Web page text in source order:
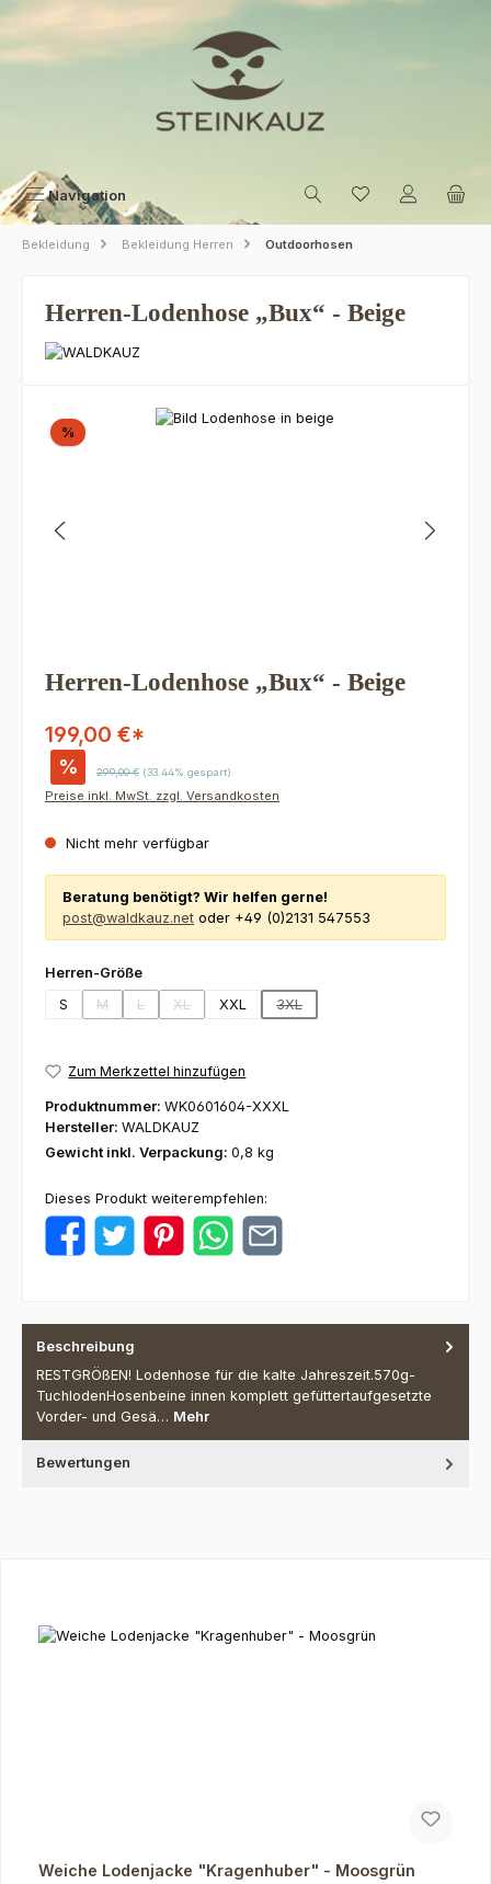
Zum Hauptinhalt springen
Navigation
Bekleidung Bekleidung Herren Outdoorhosen
Herren-Lodenhose „Bux“ - Beige
Bildergalerie überspringen
% Rabatt
Herren-Lodenhose „Bux“ - Beige
199,00 €*
% Regulärer Preis:
299,00 € (33.44% gespart)
Preise inkl. MwSt. zzgl. Versandkosten
Nicht mehr verfügbar
Beratung benötigt? Wir helfen gerne!
post@waldkauz.net oder +49 (0)2131 547553
Herren-Größeauswählen
S
M
(Diese Option ist zurzeit nicht verfügbar.)
L
(Diese Option ist zurzeit nicht verfügbar.)
XL
(Diese Option ist zurzeit nicht verfügbar.)
XXL 3XL
(Diese Option ist zurzeit nicht
Zum Merkzettel hinzufügen
Produktnummer: WK0601604-XXXL
Hersteller: WALDKAUZ
Gewicht inkl. Verpackung: 0,8 kg
Dieses Produkt weiterempfehlen:
Beschreibung
RESTGRÖßEN! Lodenhose für die kalte Jahreszeit.570g-
TuchlodenHosenbeine innen komplett gefüttertaufgesetzte
Vorder- und Gesä… Mehr
Bewertungen
Weiche Lodenjacke "Kragenhuber" - Moosgrün